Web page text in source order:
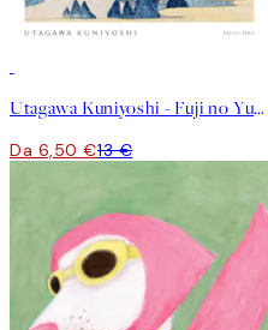
Utagawa Kuniyoshi - Fuji no Yukei Poster
Da 6,50 €13 €